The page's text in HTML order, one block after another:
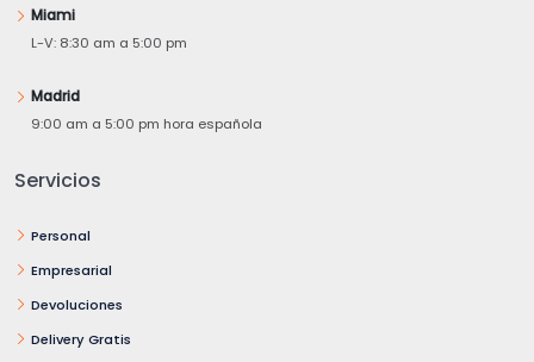
Miami
L-V: 8:30 am a 5:00 pm
Madrid
9:00 am a 5:00 pm hora española
Servicios
Personal
Empresarial
Devoluciones
Delivery Gratis